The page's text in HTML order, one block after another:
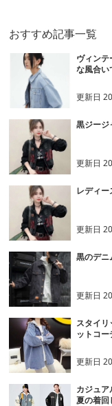
おすすめ記事一覧
ヴィン
な風合
更新日
黒ジージ
更新日
レディ
更新日
黒のデ
更新日
スタイ
ットコ
更新日
カジュ
夏の着回